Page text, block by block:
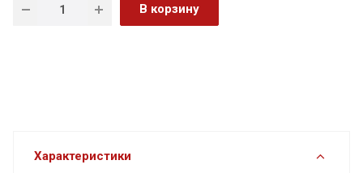
В корзину
Характеристики